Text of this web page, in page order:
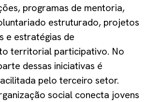
programas de mentoria,
estruturado, projetos
e estratégias de
territorial participativo. No
dessas iniciativas é
pelo terceiro setor.
social conecta jovens